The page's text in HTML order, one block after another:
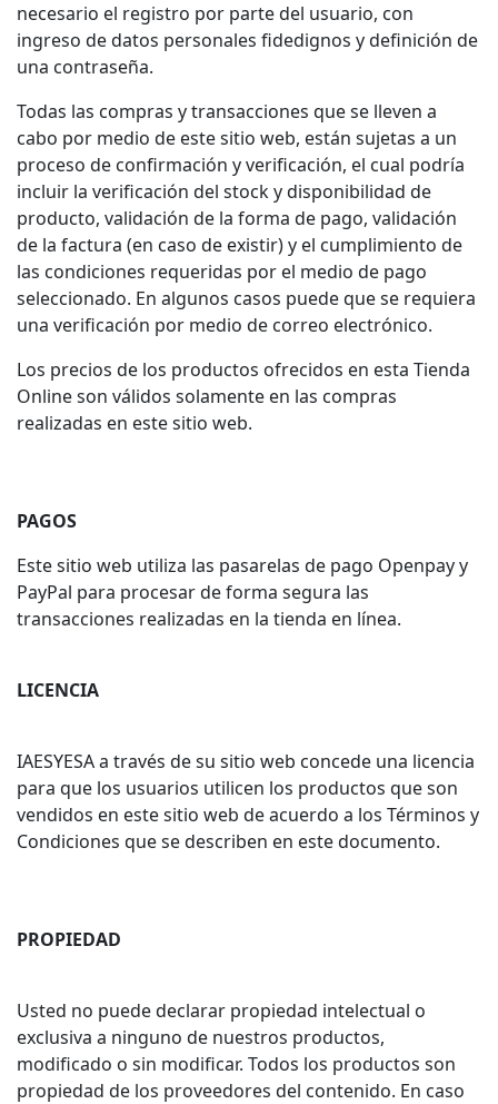
necesario el registro por parte del usuario, con
ingreso de datos personales fidedignos y definición de
una contraseña.
Todas las compras y transacciones que se lleven a
cabo por medio de este sitio web, están sujetas a un
proceso de confirmación y verificación, el cual podría
incluir la verificación del stock y disponibilidad de
producto, validación de la forma de pago, validación
de la factura (en caso de existir) y el cumplimiento de
las condiciones requeridas por el medio de pago
seleccionado. En algunos casos puede que se requiera
una verificación por medio de correo electrónico.
Los precios de los productos ofrecidos en esta Tienda
Online son válidos solamente en las compras
realizadas en este sitio web.
PAGOS
Este sitio web utiliza las pasarelas de pago Openpay y
PayPal para procesar de forma segura las
transacciones realizadas en la tienda en línea.
LICENCIA
IAESYESA a través de su sitio web concede una licencia
para que los usuarios utilicen los productos que son
vendidos en este sitio web de acuerdo a los Términos y
Condiciones que se describen en este documento.
PROPIEDAD
Usted no puede declarar propiedad intelectual o
exclusiva a ninguno de nuestros productos,
modificado o sin modificar. Todos los productos son
propiedad de los proveedores del contenido. En caso